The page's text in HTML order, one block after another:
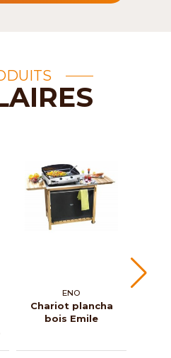
ENO
Chariot plancha
bois Emile